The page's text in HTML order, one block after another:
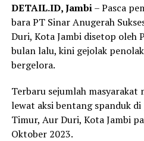
DETAIL.ID, Jambi– Pasca
bara PT Sinar Anugerah
Duri, Kota Jambi disetop oleh
bulan lalu, kini gejolak
bergelora.
Terbaru sejumlah masyarakat
lewat aksi bentang spanduk
Timur, Aur Duri, Kota Jambi
Oktober 2023.